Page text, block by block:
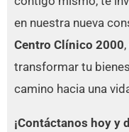
en nuestra nueva
Centro Clínico 2000
transformar tu
camino hacia una
¡Contáctanos hoy y